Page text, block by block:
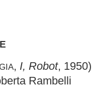
, I, Robot, 1950)
Rambelli